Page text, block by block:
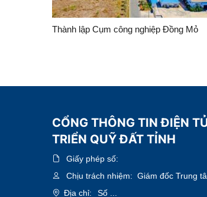
Thành lập Cụm công nghiệp Đồng Mỏ
CỔNG THÔNG TIN ĐIỆN
TRIỂN QUỸ ĐẤT TỈNH
Giấy phép số:
Chịu trách nhiệm: Giám đốc Trung
Địa chỉ:
Số ...